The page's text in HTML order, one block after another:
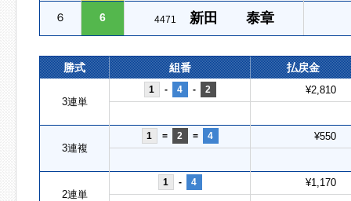
６ 6 4471 新田 泰章
勝式 組番 払戻金
3連単
1 - 4 - 2 ¥2,810
3連複
1 = 2 = 4 ¥550
2連単
1 - 4 ¥1,170